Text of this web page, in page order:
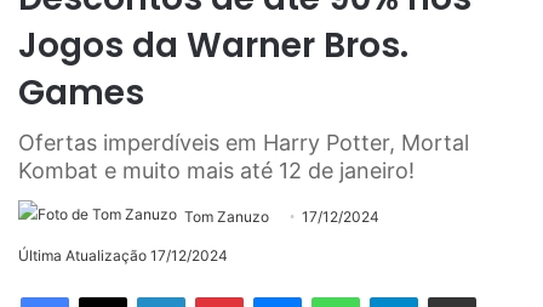
Jogos da Warner Bros.
Games
Ofertas imperdíveis em Harry Potter, Mortal
Kombat e muito mais até 12 de janeiro!
Tom Zanuzo 17/12/2024
Última Atualização 17/12/2024
LinkedinPinterestMessengerWhatsAppTelegramCompartilhar via e-mail